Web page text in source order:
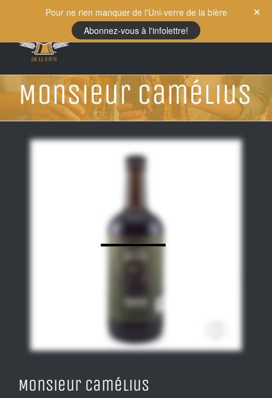
content
Monsieur Camélius
Monsieur Camélius
Pour ne rien manquer de l'Uni-verre de la bière
Abonnez-vous à l'infolettre!